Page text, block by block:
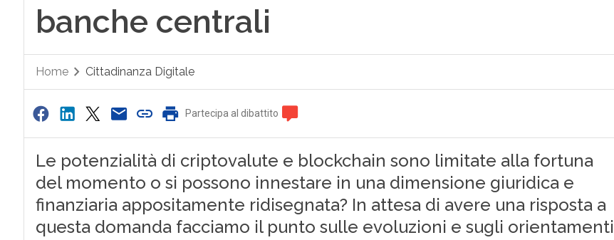
banche centrali
Home Cittadinanza Digitale
Partecipa al dibattito
Le potenzialità di criptovalute e blockchain sono limitate alla fortuna
del momento o si possono innestare in una dimensione giuridica e
finanziaria appositamente ridisegnata? In attesa di avere una risposta a
questa domanda facciamo il punto sulle evoluzioni e sugli orientamenti